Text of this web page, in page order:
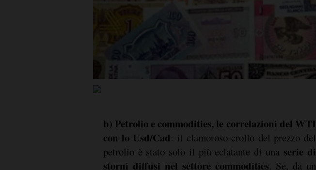
b) Petrolio e commodities, le correlazioni del WTI
con lo Usd/Cad: il clamoroso crollo del prezzo del
petrolio è stato solo il più eclatante di una serie di
storni diffusi nel settore commodities. Se, da un